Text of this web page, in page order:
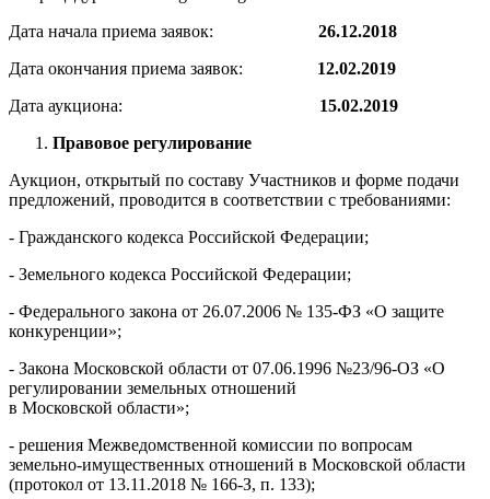
Дата начала приема заявок: 26.12.2018
Дата окончания приема заявок: 12.02.2019
Дата аукциона: 15.02.2019
Правовое регулирование
Аукцион, открытый по составу Участников и форме подачи
предложений, проводится в соответствии с требованиями:
- Гражданского кодекса Российской Федерации;
- Земельного кодекса Российской Федерации;
- Федерального закона от 26.07.2006 № 135-ФЗ «О защите
конкуренции»;
- Закона Московской области от 07.06.1996 №23/96-ОЗ «О
регулировании земельных отношений
в Московской области»;
- решения Межведомственной комиссии по вопросам
земельно-имущественных отношений в Московской области
(протокол от 13.11.2018 № 166-З, п. 133);